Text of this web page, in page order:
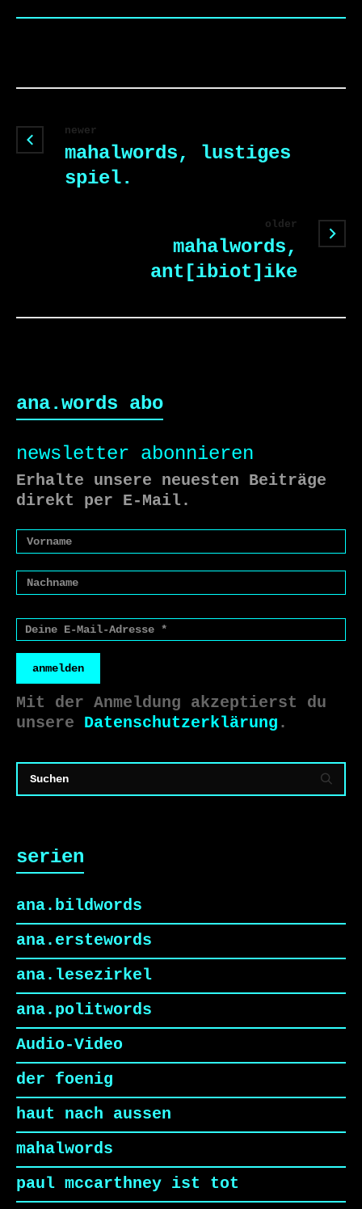
newer
mahalwords, lustiges
spiel.
older
mahalwords,
ant[ibiot]ike
ana.words abo
newsletter abonnieren
Erhalte unsere neuesten Beiträge
direkt per E-Mail.
anmelden
Mit der Anmeldung akzeptierst du
unsere Datenschutzerklärung .
serien
ana.bildwords
ana.erstewords
ana.lesezirkel
ana.politwords
Audio-Video
der foenig
haut nach aussen
mahalwords
paul mccarthney ist tot